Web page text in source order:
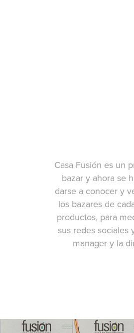
Casa Fusión es un
bazar y ahora se
darse a conocer y
los bazares de
productos, para
sus redes sociales
manager y la